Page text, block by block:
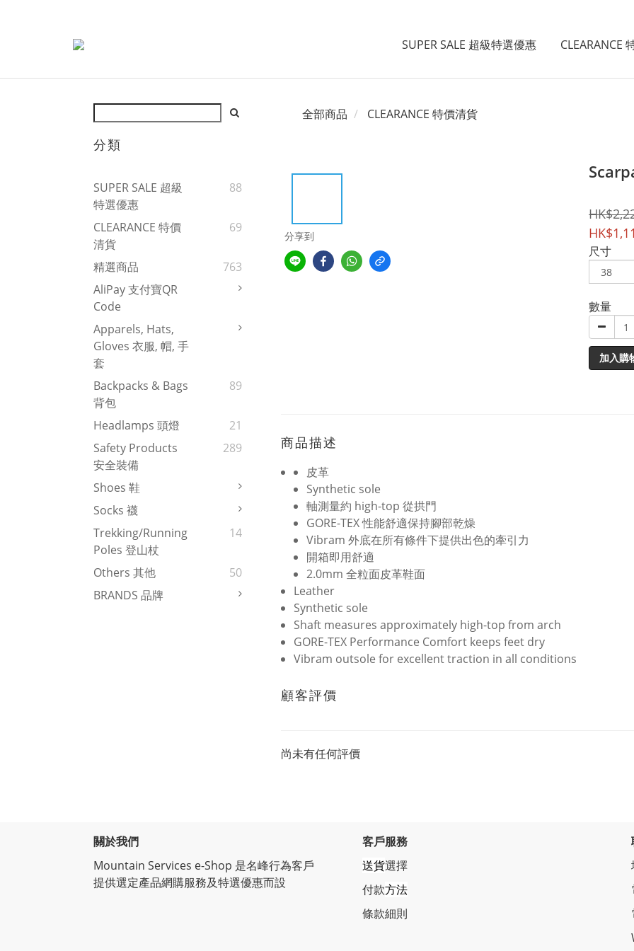
SUPER SALE 超級特選優惠 CLEARANCE
分類
SUPER SALE 超級
特選優惠
88
CLEARANCE 特價
清貨
69
精選商品
763
AliPay 支付寶QR
Code
Apparels, Hats,
Gloves 衣服, 帽, 手
套
Backpacks & Bags
背包
89
Headlamps 頭燈
21
Safety Products
安全裝備
289
Shoes 鞋
Socks 襪
Trekking/Running
Poles 登山杖
14
Others 其他
50
BRANDS 品牌
全部商品 CLEARANCE 特價清貨
分享到
尺寸
數量
加入購
商品描述
皮革
Synthetic sole
軸測量約 high-top 從拱門
GORE-TEX 性能舒適保持腳部乾燥
Vibram 外底在所有條件下提供出色的牽引力
開箱即用舒適
2.0mm 全粒面皮革鞋面
Leather
Synthetic sole
Shaft measures approximately high-top from arch
GORE-TEX Performance Comfort keeps feet dry
Vibram outsole for excellent traction in all conditions
顧客評價
尚未有任何評價
關於我們
Mountain Services e-Shop 是名峰行為客戶
提供選定產品網購服務及特選優惠而設
客戶服務
送貨選擇
付款方法
條款細則